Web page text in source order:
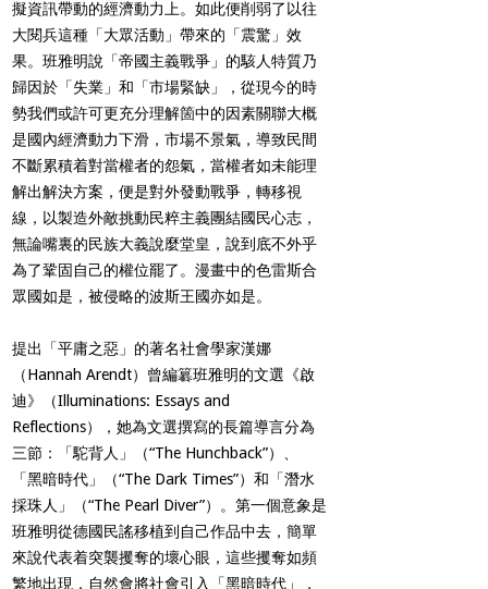
擬資訊帶動的經濟動力上。如此便削弱了以往
大閱兵這種「大眾活動」帶來的「震驚」效
果。班雅明說「帝國主義戰爭」的駭人特質乃
歸因於「失業」和「市場緊缺」，從現今的時
勢我們或許可更充分理解箇中的因素關聯大概
是國內經濟動力下滑，市場不景氣，導致民間
不斷累積着對當權者的怨氣，當權者如未能理
解出解決方案，便是對外發動戰爭，轉移視
線，以製造外敵挑動民粹主義團結國民心志，
無論嘴裏的民族大義說麼堂皇，說到底不外乎
為了鞏固自己的權位罷了。漫畫中的色雷斯合
眾國如是，被侵略的波斯王國亦如是。
提出「平庸之惡」的著名社會學家漢娜
（Hannah Arendt）曾編簒班雅明的文選《啟
迪》（Illuminations: Essays and
Reflections），她為文選撰寫的長篇導言分為
三節：「駝背人」（“The Hunchback”）、
「黑暗時代」（“The Dark Times”）和「潛水
採珠人」（“The Pearl Diver”） 。第一個意象是
班雅明從德國民謠移植到自己作品中去，簡單
來說代表着突襲攫奪的壞心眼，這些攫奪如頻
繁地出現，自然會將社會引入「黑暗時代」，